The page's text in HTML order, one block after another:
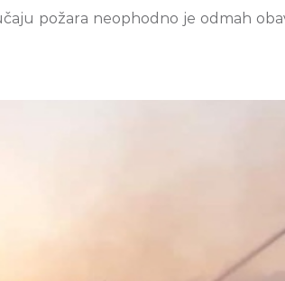
požara neophodno je odmah